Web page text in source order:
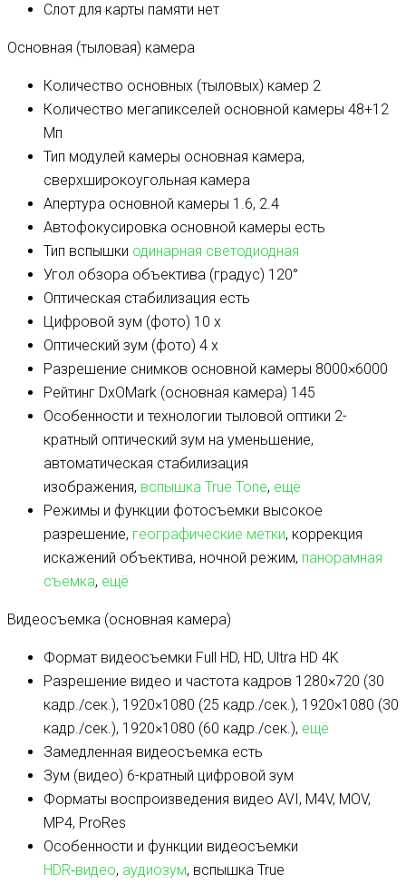
Слот для карты памяти нет
Основная (тыловая) камера
Количество основных (тыловых) камер 2
Количество мегапикселей основной камеры 48+12
Мп
Тип модулей камеры основная камера,
сверхширокоугольная камера
Апертура основной камеры 1.6, 2.4
Автофокусировка основной камеры есть
Тип вспышки одинарная светодиодная
Угол обзора объектива (градус) 120°
Оптическая стабилизация есть
Цифровой зум (фото) 10 x
Оптический зум (фото) 4 x
Разрешение снимков основной камеры 8000×6000
Рейтинг DxOMark (основная камера) 145
Особенности и технологии тыловой оптики 2-
кратный оптический зум на уменьшение,
автоматическая стабилизация
изображения, вспышка True Tone, ещё
Режимы и функции фотосъемки высокое
разрешение, географические метки, коррекция
искажений объектива, ночной режим, панорамная
съемка, ещё
Видеосъемка (основная камера)
Формат видеосъемки Full HD, HD, Ultra HD 4K
Разрешение видео и частота кадров 1280×720 (30
кадр./сек.), 1920×1080 (25 кадр./сек.), 1920×1080 (30
кадр./сек.), 1920×1080 (60 кадр./сек.), ещё
Замедленная видеосъемка есть
Зум (видео) 6-кратный цифровой зум
Форматы воспроизведения видео AVI, M4V, MOV,
MP4, ProRes
Особенности и функции видеосъемки
HDR‑видео, аудиозум, вспышка True